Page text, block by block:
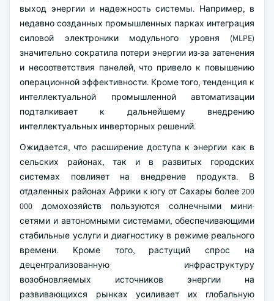
выход энергии и надежность системы. Например, в
недавно созданных промышленных парках интеграция
силовой электроники модульного уровня (MLPE)
значительно сократила потери энергии из-за затенения
и несоответствия панелей, что привело к повышению
операционной эффективности. Кроме того, тенденция к
интеллектуальной промышленной автоматизации
подталкивает к дальнейшему внедрению
интеллектуальных инверторных решений.
Ожидается, что расширение доступа к энергии как в
сельских районах, так и в развитых городских
системах повлияет на внедрение продукта. В
отдаленных районах Африки к югу от Сахары более 200
000 домохозяйств пользуются солнечными мини-
сетями и автономными системами, обеспечивающими
стабильные услуги и диагностику в режиме реального
времени. Кроме того, растущий спрос на
децентрализованную инфраструктуру
возобновляемых источников энергии на
развивающихся рынках усиливает их глобальную